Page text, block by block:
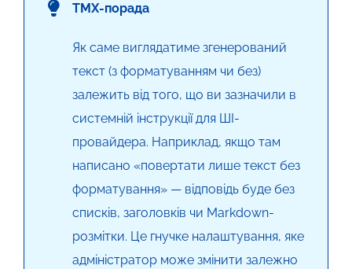
TMX-порада
Як саме виглядатиме згенерований
текст (з форматуванням чи без)
залежить від того, що ви зазначили в
системній інструкції для ШІ-
провайдера. Наприклад, якщо там
написано «повертати лише текст без
форматування» — відповідь буде без
списків, заголовків чи Markdown-
розмітки. Це гнучке налаштування, яке
адміністратор може змінити залежно